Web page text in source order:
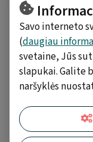
Savo interneto
(daugiau
svetaine, Jūs
slapukai. Galite
naršyklės